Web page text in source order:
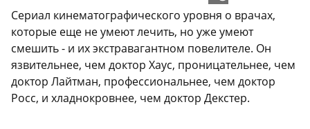
Сериал кинематографического уровня о врачах,
которые еще не умеют лечить, но уже умеют
смешить - и их экстравагантном повелителе. Он
язвительнее, чем доктор Хаус, проницательнее, чем
доктор Лайтман, профессиональнее, чем доктор
Росс, и хладнокровнее, чем доктор Декстер.